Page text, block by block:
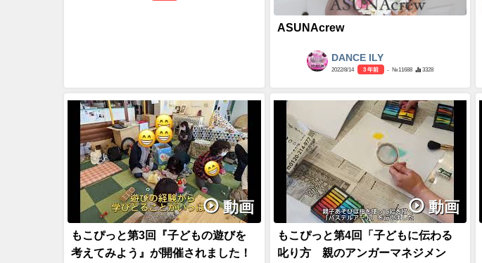
ASUNAcrew
DANCE ILY
2022/8/14 3 年前 - №11688 3328
動画
もこぴっと第3回『子どもの遊びを
考えてみよう』が開催されました！
動画
もこぴっと第4回「子どもに伝わる
叱り方 親のアンガーマネジメン